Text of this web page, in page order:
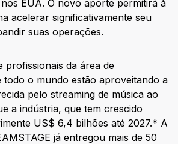
EUA. O novo aporte permitirá à
acelerar significativamente seu
suas operações.
profissionais da área de
todo o mundo estão aproveitando a
pelo streaming de música ao
a indústria, que tem crescido
US$ 6,4 bilhões até 2027.* A
já entregou mais de 50